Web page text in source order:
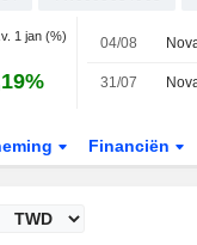
1 jan (%) 04/08
31/07
Financiën